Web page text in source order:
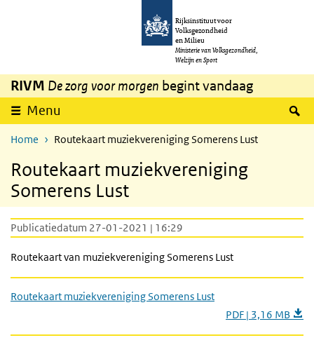
Overslaan en naar de inhoud gaan
Rijksinstituut voor
Volksgezondheid
en Milieu
Ministerie van Volksgezondheid,
Welzijn en Sport
RIVM De zorg voor morgen begint vandaag
Menu
Home Routekaart muziekvereniging Somerens Lust
Routekaart muziekvereniging
Somerens Lust
Publicatiedatum 27-01-2021 | 16:29
Routekaart van muziekvereniging Somerens Lust
Routekaart muziekvereniging Somerens Lust
PDF | 3,16 MB